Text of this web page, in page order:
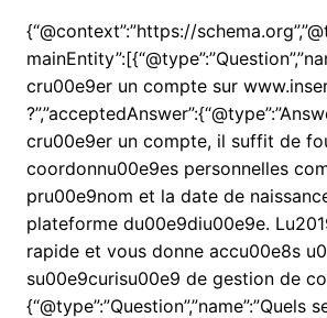
{“@context”:”https://
cru00e9er un compte sur
cru00e9er un compte, il suffit de
coordonnu00e9es personnelles
pru00e9nom et la date de
plateforme du00e9diu00e9e.
rapide et vous donne accu00e8s
su00e9curisu00e9 de gestion de
{“@type”:”Question”,”name”:”Quels